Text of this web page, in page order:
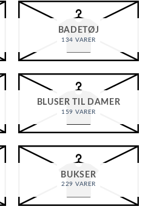
BADETØJ
134 VARER
BLUSER TIL DAMER
159 VARER
BUKSER
229 VARER